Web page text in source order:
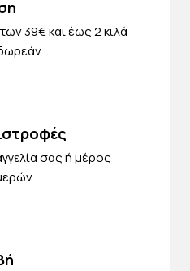
39€ και έως 2 κιλά
σας ή μέρος